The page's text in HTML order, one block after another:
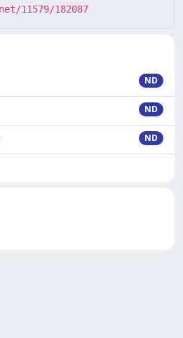
11579/182087
ND
ND
ND